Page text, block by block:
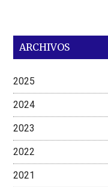
ARCHIVOS
2025
2024
2023
2022
2021